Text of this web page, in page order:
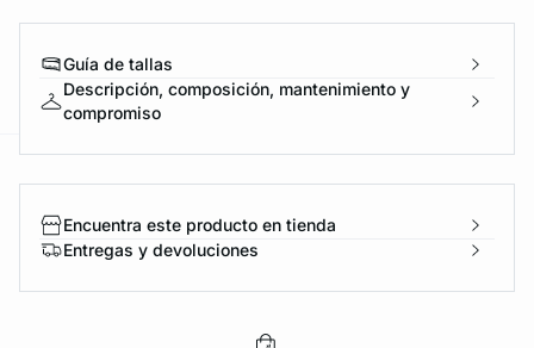
Guía de tallas
Descripción, composición, mantenimiento y
compromiso
Encuentra este producto en tienda
Entregas y devoluciones